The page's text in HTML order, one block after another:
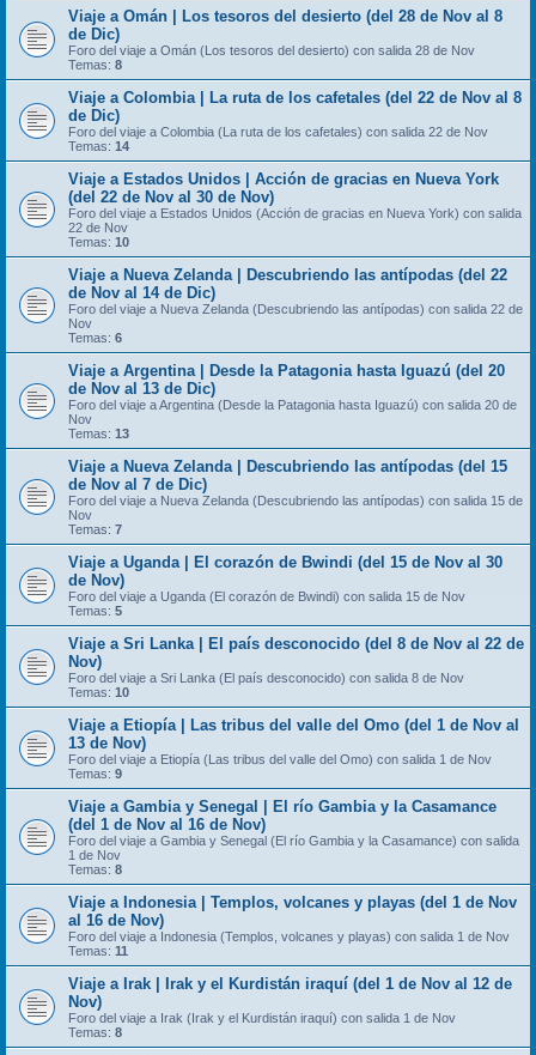
Viaje a Omán | Los tesoros del desierto (del 28 de Nov al 8
de Dic)
Foro del viaje a Omán (Los tesoros del desierto) con salida 28 de Nov
Temas: 8
Viaje a Colombia | La ruta de los cafetales (del 22 de Nov al 8
de Dic)
Foro del viaje a Colombia (La ruta de los cafetales) con salida 22 de Nov
Temas: 14
Viaje a Estados Unidos | Acción de gracias en Nueva York
(del 22 de Nov al 30 de Nov)
Foro del viaje a Estados Unidos (Acción de gracias en Nueva York) con salida
22 de Nov
Temas: 10
Viaje a Nueva Zelanda | Descubriendo las antípodas (del 22
de Nov al 14 de Dic)
Foro del viaje a Nueva Zelanda (Descubriendo las antípodas) con salida 22 de
Nov
Temas: 6
Viaje a Argentina | Desde la Patagonia hasta Iguazú (del 20
de Nov al 13 de Dic)
Foro del viaje a Argentina (Desde la Patagonia hasta Iguazú) con salida 20 de
Nov
Temas: 13
Viaje a Nueva Zelanda | Descubriendo las antípodas (del 15
de Nov al 7 de Dic)
Foro del viaje a Nueva Zelanda (Descubriendo las antípodas) con salida 15 de
Nov
Temas: 7
Viaje a Uganda | El corazón de Bwindi (del 15 de Nov al 30
de Nov)
Foro del viaje a Uganda (El corazón de Bwindi) con salida 15 de Nov
Temas: 5
Viaje a Sri Lanka | El país desconocido (del 8 de Nov al 22 de
Nov)
Foro del viaje a Sri Lanka (El país desconocido) con salida 8 de Nov
Temas: 10
Viaje a Etiopía | Las tribus del valle del Omo (del 1 de Nov al
13 de Nov)
Foro del viaje a Etiopía (Las tribus del valle del Omo) con salida 1 de Nov
Temas: 9
Viaje a Gambia y Senegal | El río Gambia y la Casamance
(del 1 de Nov al 16 de Nov)
Foro del viaje a Gambia y Senegal (El río Gambia y la Casamance) con salida
1 de Nov
Temas: 8
Viaje a Indonesia | Templos, volcanes y playas (del 1 de Nov
al 16 de Nov)
Foro del viaje a Indonesia (Templos, volcanes y playas) con salida 1 de Nov
Temas: 11
Viaje a Irak | Irak y el Kurdistán iraquí (del 1 de Nov al 12 de
Nov)
Foro del viaje a Irak (Irak y el Kurdistán iraquí) con salida 1 de Nov
Temas: 8